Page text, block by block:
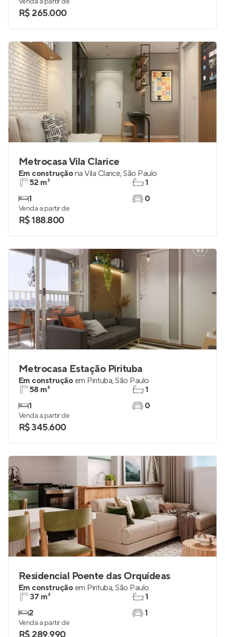
R$ 265.000
Metrocasa Vila Clarice
Em construçãona Vila Clarice,São Paulo
52 m²
1
1
0
Venda a partir de
R$ 188.800
Metrocasa Estação Pirituba
Em construção em Pirituba,São Paulo
58 m²
1
1
0
Venda a partir de
R$ 345.600
Residencial Poente das Orquídeas
Em construção em Pirituba,São Paulo
37 m²
2
1
1
Venda a partir de